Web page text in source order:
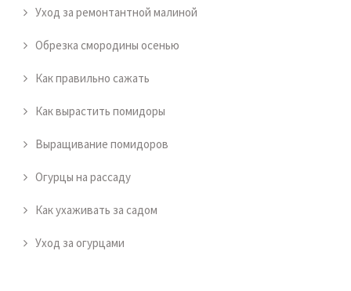
Уход за ремонтантной малиной
Обрезка смородины осенью
Как правильно сажать
Как вырастить помидоры
Выращивание помидоров
Огурцы на рассаду
Как ухаживать за садом
Уход за огурцами